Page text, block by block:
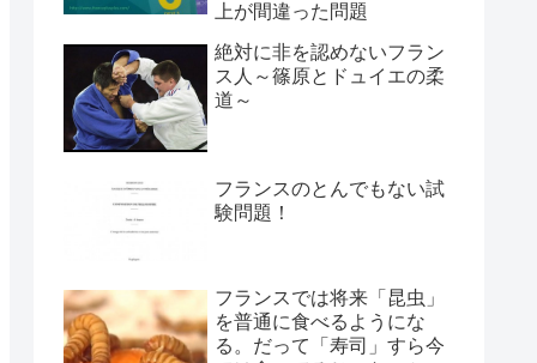
上が間違った問題
絶対に非を認めないフラン
ス人～篠原とドュイエの柔
道～
フランスのとんでもない試
験問題！
フランスでは将来「昆虫」
を普通に食べるようにな
る。だって「寿司」すら今